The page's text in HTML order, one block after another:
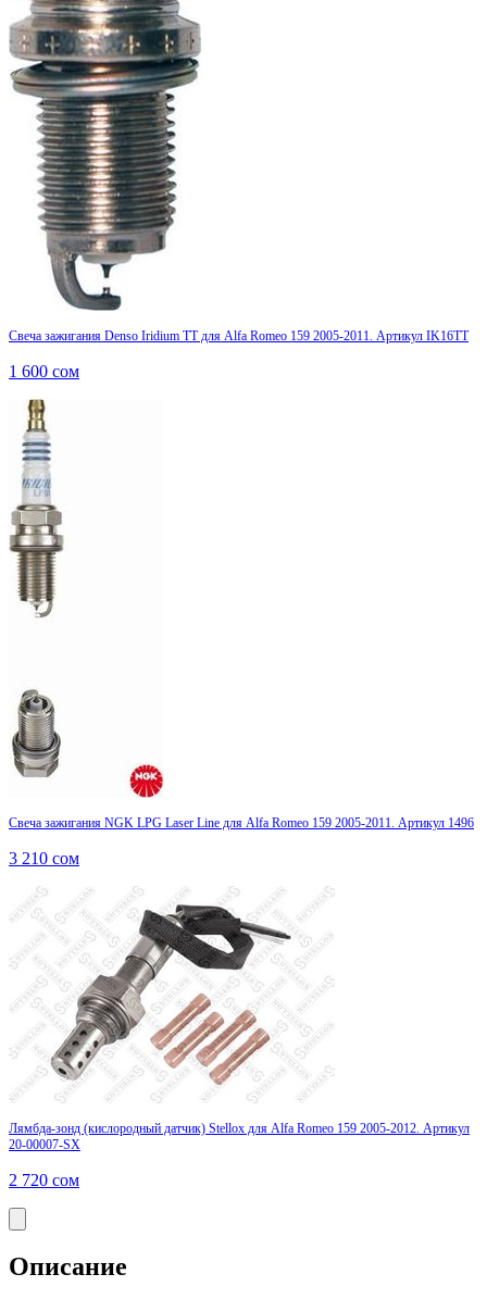
Свеча зажигания Denso Iridium TT для Alfa Romeo 159 2005-2011. Артикул IK16TT
1 600 сом
Свеча зажигания NGK LPG Laser Line для Alfa Romeo 159 2005-2011. Артикул 1496
3 210 сом
Лямбда-зонд (кислородный датчик) Stellox для Alfa Romeo 159 2005-2012. Артикул
20-00007-SX
2 720 сом
Описание